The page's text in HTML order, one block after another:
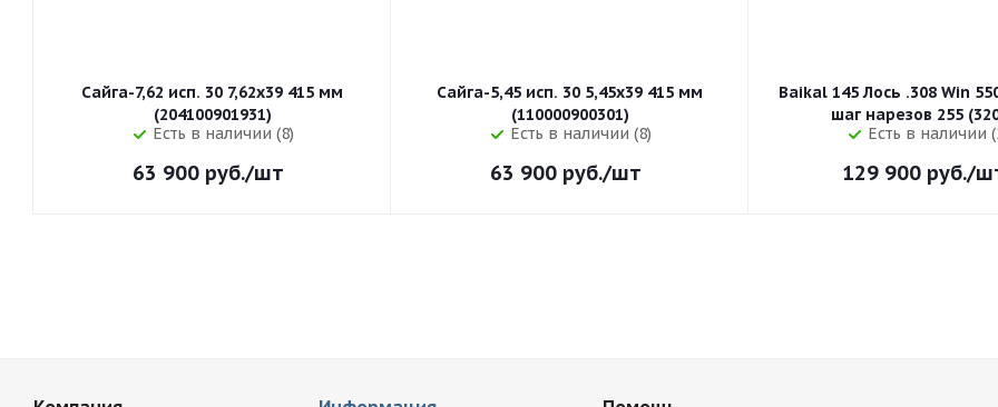
Сайга-7,62 исп. 30 7,62x39 415 мм
(204100901931)
Есть в наличии (8)
63 900 руб./шт
Сайга-5,45 исп. 30 5,45x39 415 мм
(110000900301)
Есть в наличии (8)
63 900 руб./шт
Baikal 145 Лось .308 Win
шаг
Есть в наличии
129 900руб./